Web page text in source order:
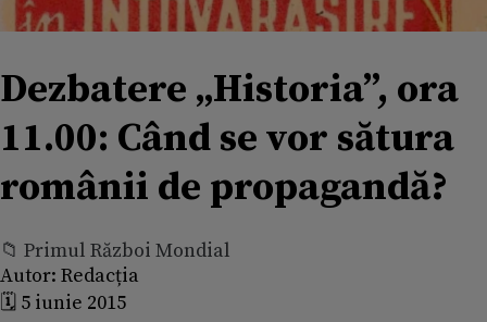
Dezbatere „Historia”, ora
11.00: Când se vor sătura
românii de propagandă?
📁 Primul Război Mondial
Autor: Redacția
🗓️ 5 iunie 2015